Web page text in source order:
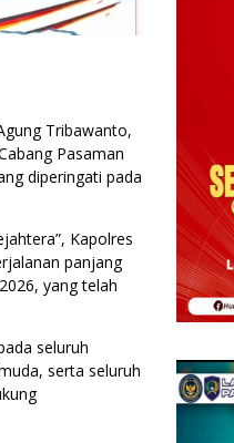
Tribawanto,
Pasaman
diperingati pada
Kapolres
panjang
yang telah
seluruh
serta seluruh